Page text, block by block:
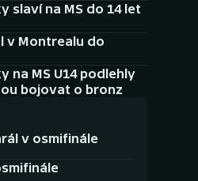
slaví na MS do 14 let
v Montrealu do
na MS U14 podlehly
bojovat o bronz
v osmifinále